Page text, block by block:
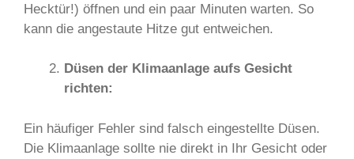
Hecktür!) öffnen und ein paar Minuten warten. So
kann die angestaute Hitze gut entweichen.
Düsen der Klimaanlage aufs Gesicht
richten:
Ein häufiger Fehler sind falsch eingestellte Düsen.
Die Klimaanlage sollte nie direkt in Ihr Gesicht oder